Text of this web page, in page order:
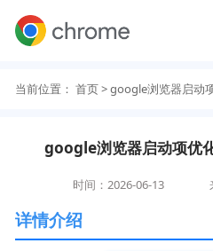
当前位置： 首页> google浏览器启动
google浏览器启动项优
时间：2026-06-13
详情介绍